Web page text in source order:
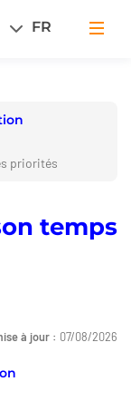
FR
priorités
temps
à jour : 07/08/2026